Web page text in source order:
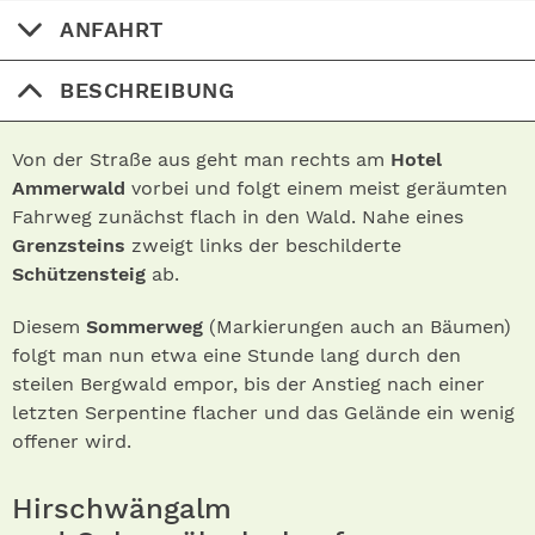
ANFAHRT
BESCHREIBUNG
Von der Straße aus geht man rechts am Hotel
Ammerwald vorbei und folgt einem meist geräumten
Fahrweg zunächst flach in den Wald. Nahe eines
Grenzsteins zweigt links der beschilderte
Schützensteig ab.
Diesem Sommerweg (Markierungen auch an Bäumen)
folgt man nun etwa eine Stunde lang durch den
steilen Bergwald empor, bis der Anstieg nach einer
letzten Serpentine flacher und das Gelände ein wenig
offener wird.
Hirschwängalm